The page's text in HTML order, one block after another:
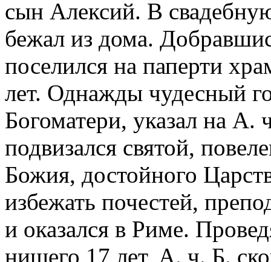
сын Алексий. В
бежал из дома.
поселился на паперти
лет. Однажды чудесный
Богоматери, указал на
подвизался святой,
Божия, достойного
избежать почестей,
и оказался в Риме.
нищего 17 лет, А. ч. Б.